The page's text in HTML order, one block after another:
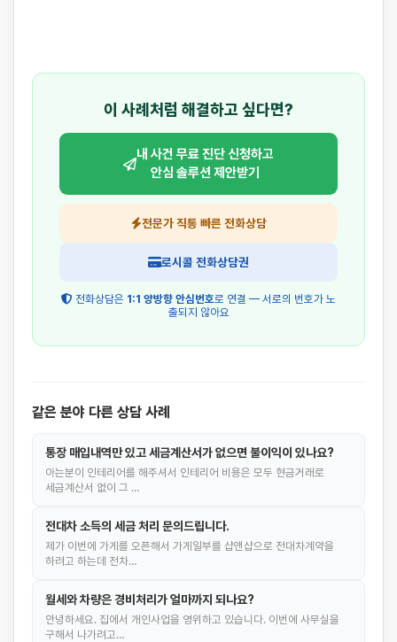
이 사례처럼 해결하고 싶다면?
내 사건 무료 진단 신청하고
안심 솔루션 제안받기
전문가 직통 빠른 전화상담
로시콜 전화상담권
전화상담은 1:1 양방향 안심번호로 연결 — 서로의 번호가 노
출되지 않아요
같은 분야 다른 상담 사례
통장 매입내역만 있고 세금계산서가 없으면 불이익이 있나요?
아는분이 인테리어를 해주셔서 인테리어 비용은 모두 현금거래로
세금계산서 없이 그 …
전대차 소득의 세금 처리 문의드립니다.
제가 이번에 가게를 오픈해서 가게일부를 샵앤샵으로 전대차계약을
하려고 하는데 전차…
월세와 차량은 경비처리가 얼마까지 되나요?
안녕하세요. 집에서 개인사업을 영위하고 있습니다. 이번에 사무실을
구해서 나가려고…